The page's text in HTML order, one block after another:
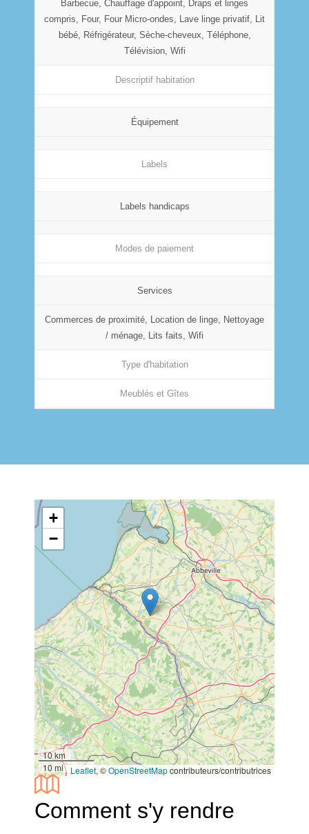
Barbecue, Chauffage d'appoint, Draps et linges
compris, Four, Four Micro-ondes, Lave linge privatif, Lit
bébé, Réfrigérateur, Sèche-cheveux, Téléphone,
Télévision, Wifi
Descriptif habitation
Équipement
Labels
Labels handicaps
Modes de paiement
Services
Commerces de proximité, Location de linge, Nettoyage
/ ménage, Lits faits, Wifi
Type d'habitation
Meublés et Gîtes
+
−
10 km
10 mi
Leaflet, ©OpenStreetMapcontributeurs/contributrices
Comment s'y rendre